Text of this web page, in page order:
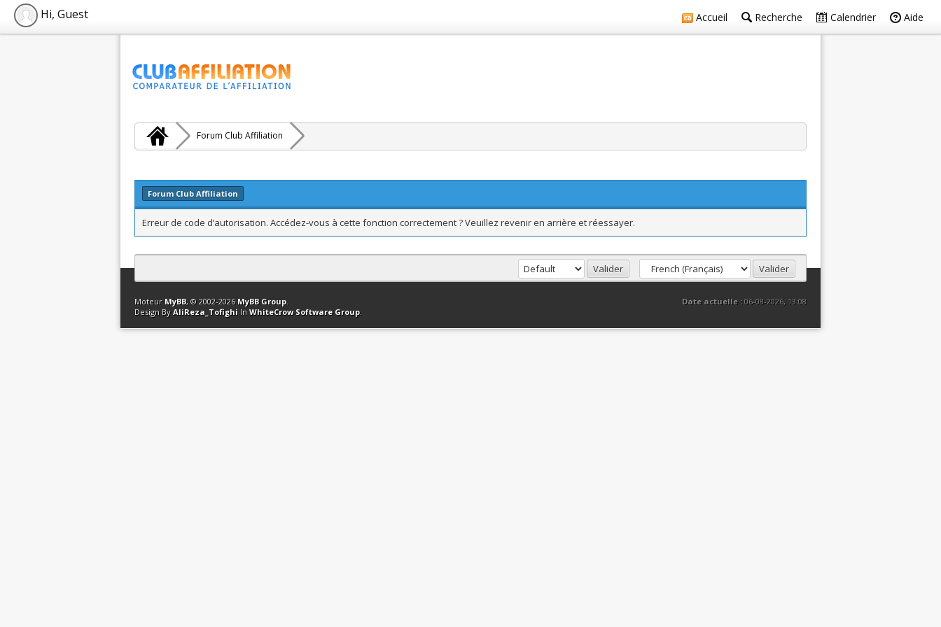
Accueil Recherche Calendrier Aide
Hi, Guest
Forum Club Affiliation
Forum Club Affiliation
Erreur de code d’autorisation. Accédez-vous à cette fonction correctement ? Veuillez revenir en arrière et réessayer.
Contact Club Affiliation Retourner en haut Version bas-débit (Archivé) Syndication RSS
Date actuelle :06-08-2026, 13:08
Moteur MyBB, © 2002-2026 MyBB Group.
Design By AliReza_Tofighi In WhiteCrow Software Group.